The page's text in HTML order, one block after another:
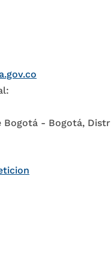
Bogotá - Bogotá,